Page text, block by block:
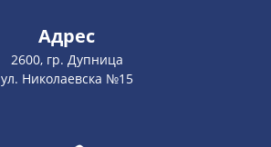
Адрес
2600, гр. Дупница
ул. Николаевска №15